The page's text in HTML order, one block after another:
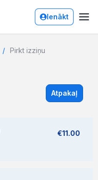
Ienākt
Pirkt izziņu
Atpakaļ
€11.00